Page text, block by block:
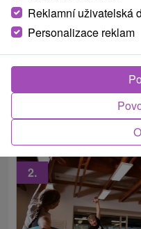
maximem benefitů
Moderní Lázně
Od 5 Nocí
Balíček nabízí vstupní
procedur včetně
bazénu Olympic,
2.
Reklamní uživatelská
Personalizace reklam